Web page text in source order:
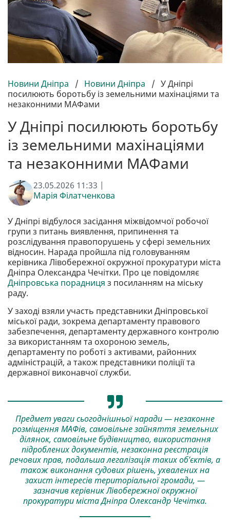
Новини Дніпра / Новини Дніпра / У Дніпрі
посилюють боротьбу із земельними махінаціями та
незаконними МАФами
У Дніпрі посилюють боротьбу
із земельними махінаціями
та незаконними МАФами
23.05.2026 11:33 |
Марія Філатченкова
У Дніпрі відбулося засідання міжвідомчої робочої
групи з питань виявлення, припинення та
розслідування правопорушень у сфері земельних
відносин. Нарада пройшла під головуванням
керівника Лівобережної окружної прокуратури міста
Дніпра Олександра Чечітки. Про це повідомляє
Дніпровська порадниця з посиланням на міську
раду.
У заході взяли участь представники Дніпровської
міської ради, зокрема департаменту правового
забезпечення, департаменту державного контролю
за використанням та охороною земель,
департаменту по роботі з активами, районних
адміністрацій, а також представники поліції та
державної виконавчої служби.
Предмет уваги сьогоднішньої наради — незаконне
розміщення МАФів, самовільне зайняття земельних
ділянок, самовільне будівництво, використання
підроблених документів, незаконна реєстрація
речових прав, подальша легалізація таких об’єктів, а
також виконання судових рішень, ухвалених на
захист інтересів територіальної громади, —
зазначив керівник Лівобережної окружної
прокуратури міста Дніпра Олександр Чечітка.